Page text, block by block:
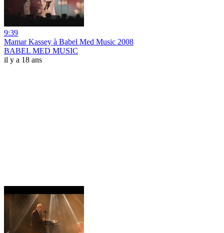
9:39
Mamar Kassey à Babel Med Music 2008
BABEL MED MUSIC
il y a 18 ans